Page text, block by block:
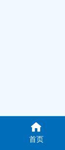
首页